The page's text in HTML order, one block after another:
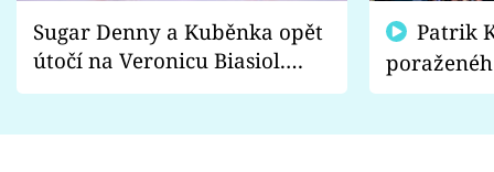
Sugar Denny a Kuběnka opět
útočí na Veronicu Biasiol.
Proč je podle nich falešná a
fanoušci